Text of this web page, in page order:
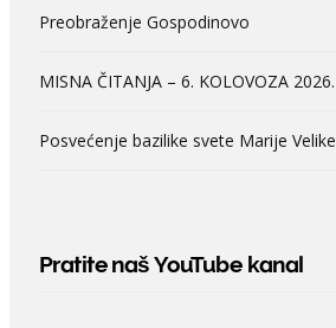
Preobraženje Gospodinovo
MISNA ČITANJA – 6. KOLOVOZA 2026.
Posvećenje bazilike svete Marije Velike
Pratite naš YouTube kanal